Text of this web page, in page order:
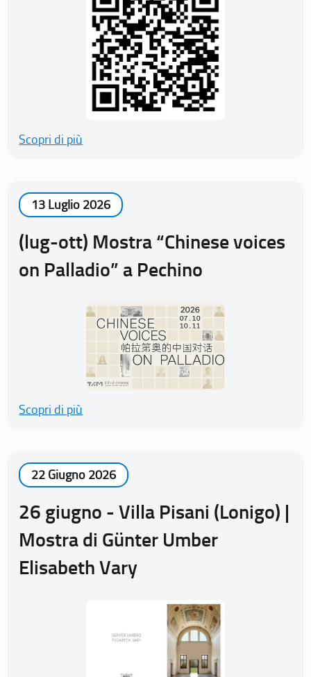
Scopri di più
13 Luglio 2026
(lug-ott) Mostra “Chinese voices
on Palladio” a Pechino
Scopri di più
22 Giugno 2026
26 giugno - Villa Pisani (Lonigo) |
Mostra di Günter Umber
Elisabeth Vary